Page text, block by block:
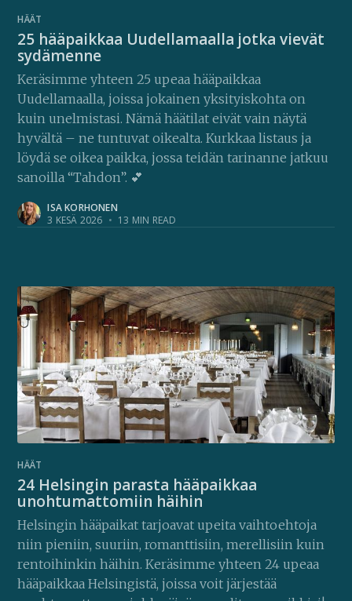
HÄÄT
25 hääpaikkaa Uudellamaalla jotka vievät
sydämenne
Keräsimme yhteen 25 upeaa hääpaikkaa
Uudellamaalla, joissa jokainen yksityiskohta on
kuin unelmistasi. Nämä häätilat eivät vain näytä
hyvältä – ne tuntuvat oikealta. Kurkkaa listaus ja
löydä se oikea paikka, jossa teidän tarinanne jatkuu
sanoilla “Tahdon”. 💕
ISA KORHONEN
3 KESÄ 2026 • 13 MIN READ
HÄÄT
24 Helsingin parasta hääpaikkaa
unohtumattomiin häihin
Helsingin hääpaikat tarjoavat upeita vaihtoehtoja
niin pieniin, suuriin, romanttisiin, merellisiin kuin
rentoihinkin häihin. Keräsimme yhteen 24 upeaa
hääpaikkaa Helsingistä, joissa voit järjestää